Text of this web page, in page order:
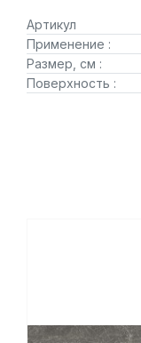
Артикул
Применение :
Размер, см :
Поверхность :